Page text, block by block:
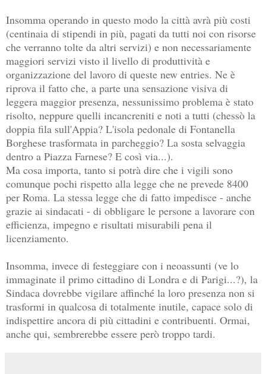
Insomma operando in questo modo la città avrà più costi
(centinaia di stipendi in più, pagati da tutti noi con risorse
che verranno tolte da altri servizi) e non necessariamente
maggiori servizi visto il livello di produttività e
organizzazione del lavoro di queste new entries. Ne è
riprova il fatto che, a parte una sensazione visiva di
leggera maggior presenza, nessunissimo problema è stato
risolto, neppure quelli incancreniti e noti a tutti (chessò la
doppia fila sull'Appia? L'isola pedonale di Fontanella
Borghese trasformata in parcheggio? La sosta selvaggia
dentro a Piazza Farnese? E così via...).
Ma cosa importa, tanto si potrà dire che i vigili sono
comunque pochi rispetto alla legge che ne prevede 8400
per Roma. La stessa legge che di fatto impedisce - anche
grazie ai sindacati - di obbligare le persone a lavorare con
efficienza, impegno e risultati misurabili pena il
licenziamento.
Insomma, invece di festeggiare con i neoassunti (ve lo
immaginate il primo cittadino di Londra e di Parigi...?), la
Sindaca dovrebbe vigilare affinché la loro presenza non si
trasformi in qualcosa di totalmente inutile, capace solo di
indispettire ancora di più cittadini e contribuenti. Ormai,
anche qui, sembrerebbe essere però troppo tardi.